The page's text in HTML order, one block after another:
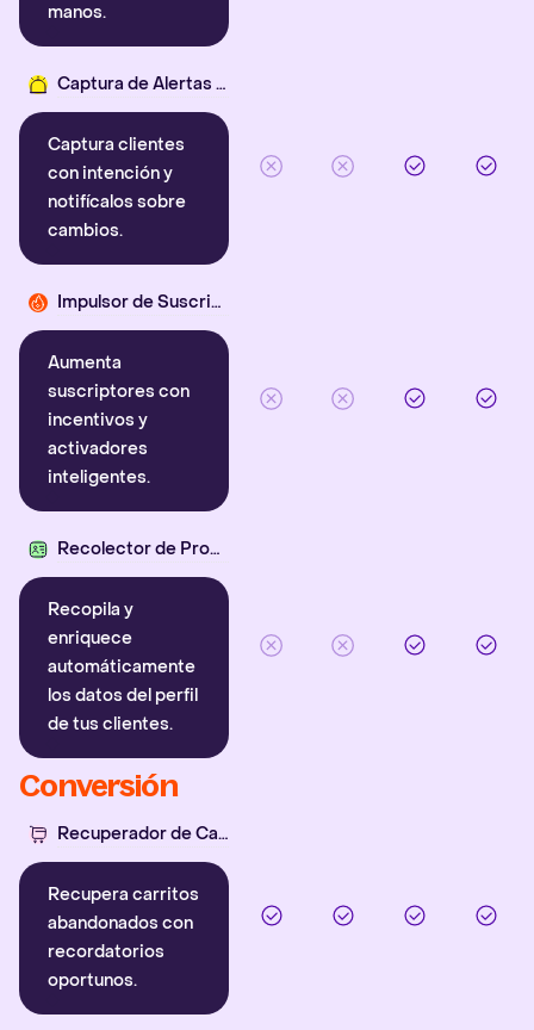
manos.
Captura de Alertas Inteligentes
Captura clientes
con intención y
notifícalos sobre
cambios.
Impulsor de Suscriptores
Aumenta
suscriptores con
incentivos y
activadores
inteligentes.
Recolector de Propiedades
Recopila y
enriquece
automáticamente
los datos del perfil
de tus clientes.
Conversión
Recuperador de Carritos
Recupera carritos
abandonados con
recordatorios
oportunos.